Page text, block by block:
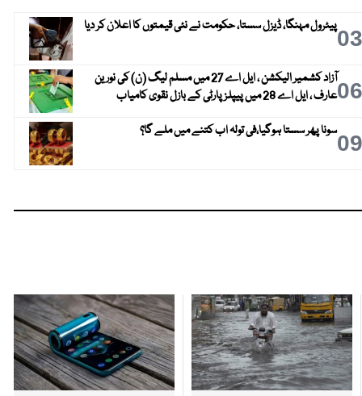
03پیٹرول مہنگا، ڈیزل سستا، حکومت نے نئی قیمتوں کا اعلان کر دیا
06
آزاد کشمیر الیکشن ، ایل اے 27 میں مسلم لیگ (ن) کی نورین
عارف ، ایل اے 28 میں پیپلز پارٹی کے بازل نقوی کامیاب
09سونا پھر سستا ہوگیا،فی تولہ اب کتنے میں ملے گا؟